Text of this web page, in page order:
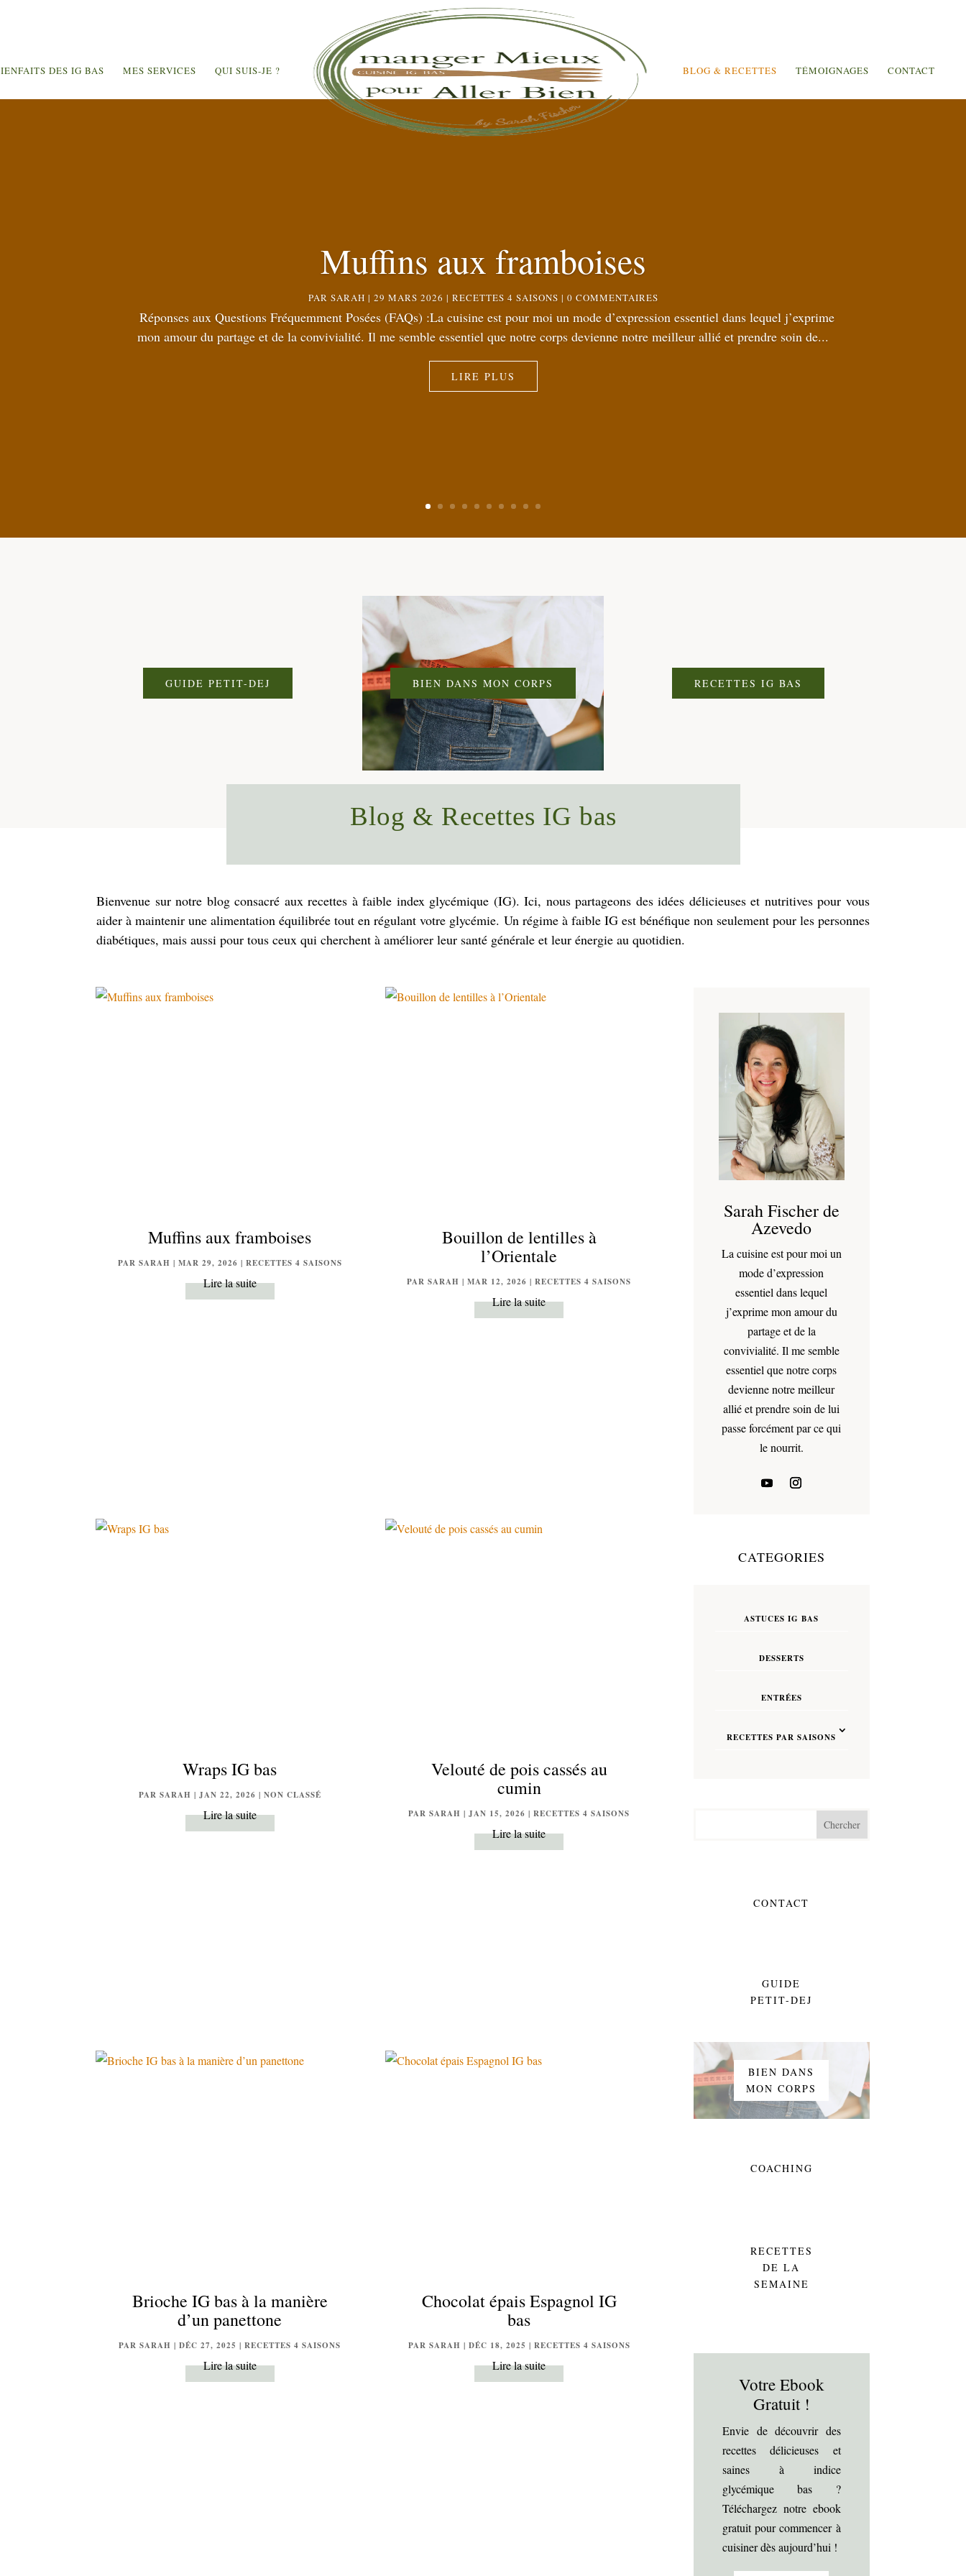
DES IG BAS MES SERVICES QUI SUIS-JE ? BLOG & RECETTES TÉMOIGNAGES CONTACT
Muffins aux framboises
PAR SARAH | 29 MARS 2026 | RECETTES 4 SAISONS | 0 COMMENTAIRES
Réponses aux Questions Fréquemment Posées (FAQs) :La cuisine est pour moi un mode d’expression essentiel dans lequel j’exprime
mon amour du partage et de la convivialité. Il me semble essentiel que notre corps devienne notre meilleur allié et prendre soin de...
LIRE PLUS
GUIDE PETIT-DEJ BIEN DANS MON CORPS RECETTES IG BAS
Blog & Recettes IG bas
Bienvenue sur notre blog consacré aux recettes à faible index glycémique (IG). Ici, nous partageons des idées délicieuses et nutritives pour vous
aider à maintenir une alimentation équilibrée tout en régulant votre glycémie. Un régime à faible IG est bénéfique non seulement pour les personnes
diabétiques, mais aussi pour tous ceux qui cherchent à améliorer leur santé générale et leur énergie au quotidien.
Muffins aux framboises
PAR SARAH | MAR 29, 2026 | RECETTES 4 SAISONS
Lire la suite
Wraps IG bas
PAR SARAH | JAN 22, 2026 | NON CLASSÉ
Lire la suite
Brioche IG bas à la manière
d’un panettone
PARSARAH |DÉC 27, 2025 |RECETTES 4 SAISONS
Lire la suite
Bouillon de lentilles à
l’Orientale
PARSARAH |MAR 12, 2026 |RECETTES 4 SAISONS
Lire la suite
Velouté de pois cassés au
cumin
PARSARAH |JAN 15, 2026 |RECETTES 4 SAISONS
Lire la suite
Chocolat épais Espagnol IG
bas
PAR SARAH | DÉC 18, 2025 | RECETTES 4 SAISONS
Lire la suite
Sarah Fischer de
Azevedo
La cuisine est pour moi un
mode d’expression
essentiel dans lequel
j’exprime mon amour du
partage et de la
convivialité. Il me semble
essentiel que notre corps
devienne notre meilleur
allié et prendre soin de lui
passe forcément par ce qui
le nourrit.
CATEGORIES
ASTUCES IG BAS
DESSERTS
ENTRÉES
RECETTES PAR SAISONS
CONTACT
GUIDE
PETIT-DEJ
BIEN DANS
MON CORPS
COACHING
RECETTES
DE LA
SEMAINE
Votre Ebook
Gratuit !
Envie de découvrir des
recettes délicieuses et
saines à indice
glycémique bas ?
Téléchargez notre ebook
gratuit pour commencer à
cuisiner dès aujourd’hui !